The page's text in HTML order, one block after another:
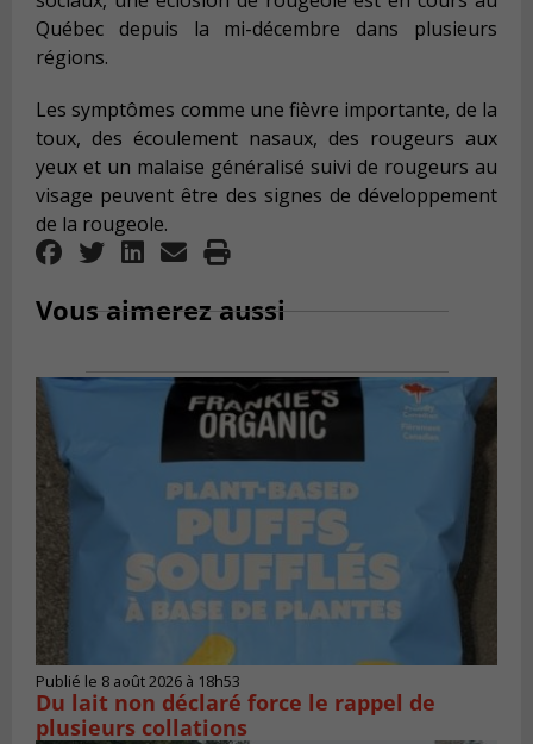
Québec depuis la mi-décembre dans plusieurs
régions.
Les symptômes comme une fièvre importante, de la
toux, des écoulement nasaux, des rougeurs aux
yeux et un malaise généralisé suivi de rougeurs au
visage peuvent être des signes de développement
de la rougeole.
Vous aimerez aussi
Publié le 8 août 2026 à 18h53
Du lait non déclaré force le rappel de
plusieurs collations